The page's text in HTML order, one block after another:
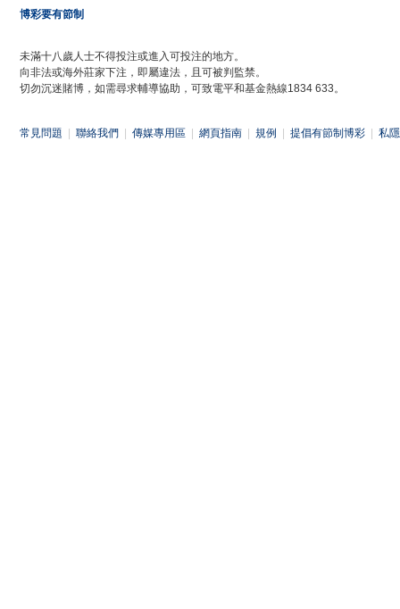
博彩要有節制
未滿十八歲人士不得投注或進入可投注的地方。
向非法或海外莊家下注，即屬違法，且可被判監禁。
切勿沉迷賭博，如需尋求輔導協助，可致電平和基金熱線1834 633。
常見問題 聯絡我們 傳媒專用區 網頁指南 規例 提倡有節制博彩 私